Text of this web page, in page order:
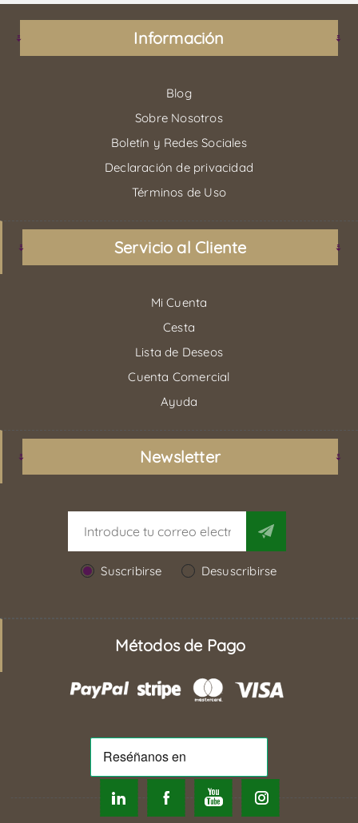
Información
Blog
Sobre Nosotros
Boletín y Redes Sociales
Declaración de privacidad
Términos de Uso
Servicio al Cliente
Mi Cuenta
Cesta
Lista de Deseos
Cuenta Comercial
Ayuda
Newsletter
Suscribirse Desuscribirse
Métodos de Pago